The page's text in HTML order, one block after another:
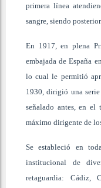
primera línea
sangre, siendo
En 1917, en plena
embajada de España
lo cual le permitió
1930, dirigió una
señalado antes, en el
máximo dirigente de
Se estableció en
institucional de
retaguardia: Cádiz,